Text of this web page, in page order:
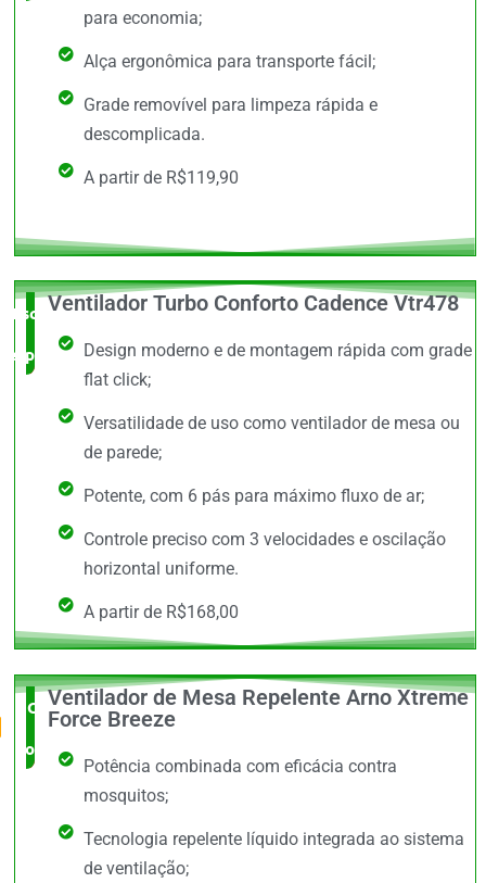
para economia;
Alça ergonômica para transporte fácil;
Grade removível para limpeza rápida e
descomplicada.
A partir de R$119,90
Escolha do
especialista
Ventilador Turbo Conforto Cadence Vtr478
Design moderno e de montagem rápida com grade
flat click;
Versatilidade de uso como ventilador de mesa ou
de parede;
Potente, com 6 pás para máximo fluxo de ar;
Controle preciso com 3 velocidades e oscilação
horizontal uniforme.
A partir de R$168,00
O Mais
completo
Ventilador de Mesa Repelente Arno Xtreme
Force Breeze
Potência combinada com eficácia contra
mosquitos;
Tecnologia repelente líquido integrada ao sistema
de ventilação;